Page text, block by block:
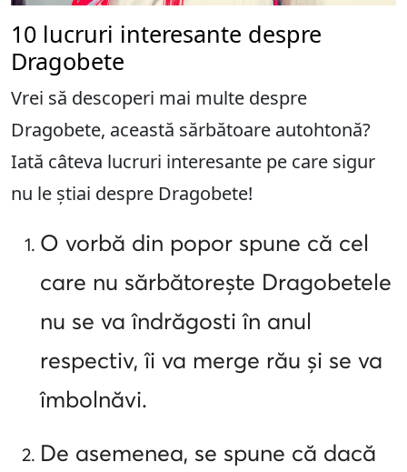
10 lucruri interesante despre
Dragobete
Vrei să descoperi mai multe despre
Dragobete, această sărbătoare autohtonă?
Iată câteva lucruri interesante pe care sigur
nu le știai despre Dragobete!
O vorbă din popor spune că cel
care nu sărbătorește Dragobetele
nu se va îndrăgosti în anul
respectiv, îi va merge rău și se va
îmbolnăvi.
De asemenea, se spune că dacă